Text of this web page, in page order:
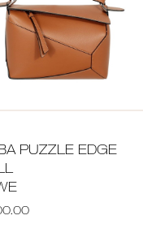
PUZZLE EDGE